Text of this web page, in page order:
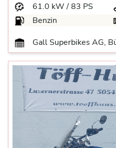
61.0 kW / 83 PS
Benzin
Gall Superbikes AG,